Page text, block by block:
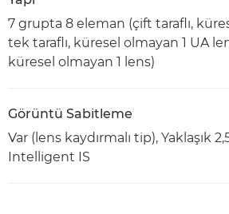
7 grupta 8 eleman (çift taraflı,
tek taraflı, küresel olmayan 1 UA
küresel olmayan 1 lens)
Görüntü Sabitleme
Var (lens kaydırmalı tip), Yaklaşık
Intelligent IS